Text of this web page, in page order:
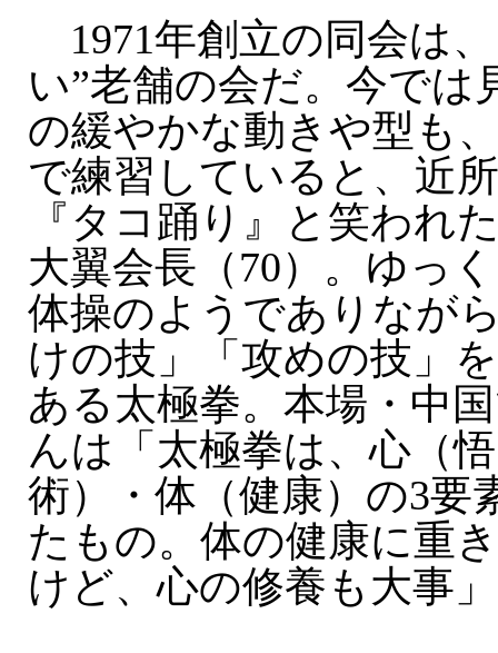
1971年創立の同会は
い”老舗の会だ。今では
の緩やかな動きや型も
で練習していると、近
『タコ踊り』と笑われ
大翼会長（70）。ゆっ
体操のようでありなが
けの技」「攻めの技」
ある太極拳。本場・中
んは「太極拳は、心（
術）・体（健康）の3要
たもの。体の健康に重
けど、心の修養も大事